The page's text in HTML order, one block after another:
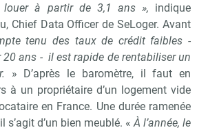
louer à partir de 3,1 ans », indique
Chief Data Officer de SeLoger. Avant
tenu des taux de crédit faibles -
20 ans - il est rapide de rentabiliser un
» D’après le baromètre, il faut en
à un propriétaire d’un logement vide
en France. Une durée ramenée
s’agit d’un bien meublé. «À l’année, le
Valider
déjà
Je déciderai plus
tard